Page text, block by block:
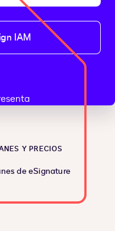
IAM
Y PRECIOS
de eSignature